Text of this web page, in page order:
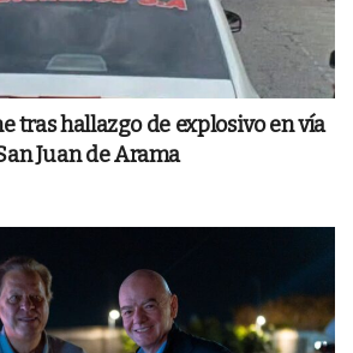
tras hallazgo de explosivo en vía
Juan de Arama